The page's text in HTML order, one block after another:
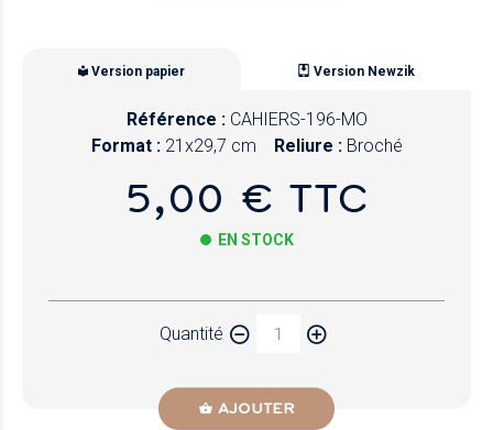
Version papier Version Newzik
Référence : CAHIERS-196-MO
Format : 21x29,7 cm Reliure : Broché
5,00 € TTC
EN STOCK
Quantité
AJOUTER